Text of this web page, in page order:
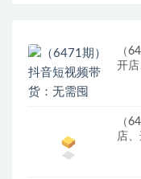
（
开
（
店